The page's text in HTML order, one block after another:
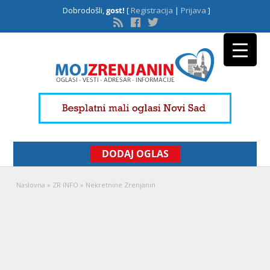
Dobrodošli,gost! [Registracija | Prijava ]
DODAJ OGLAS
Naslovna » ZR INFO » Nekretnine Zrenjanin